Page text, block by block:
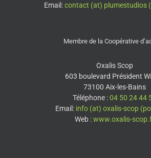
Email:contact (at) plumestudios
Membre de la Coopérative
Oxalis Scop
603 boulevard Président
73100 Aix-les-Bains
Téléphone :04 50 24 44
Email: info (at) oxalis-scop
Web :www.oxalis-